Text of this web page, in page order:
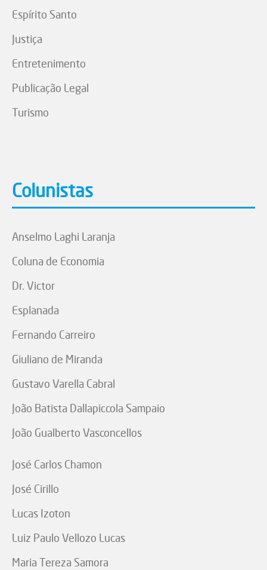
Espírito Santo
Justiça
Entretenimento
Publicação Legal
Turismo
Colunistas
Anselmo Laghi Laranja
Coluna de Economia
Dr. Victor
Esplanada
Fernando Carreiro
Giuliano de Miranda
Gustavo Varella Cabral
João Batista Dallapiccola Sampaio
João Gualberto Vasconcellos
José Carlos Chamon
José Cirillo
Lucas Izoton
Luiz Paulo Vellozo Lucas
Maria Tereza Samora